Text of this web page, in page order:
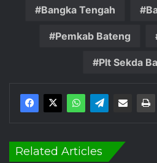
Bangka Tengah
Pemkab Bateng
Plt Sekda
Related Articles